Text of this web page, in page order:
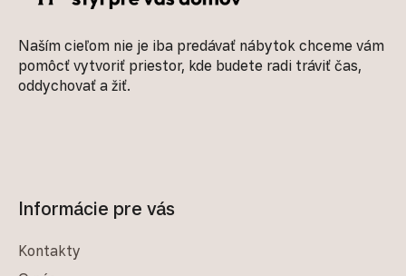
Naším cieľom nie je iba predávať nábytok chceme vám
pomôcť vytvoriť priestor, kde budete radi tráviť čas,
oddychovať a žiť.
Informácie pre vás
Kontakty